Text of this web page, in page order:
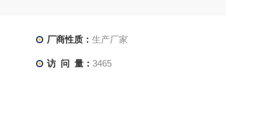
厂商性质： 生产厂家
访 问 量： 3465